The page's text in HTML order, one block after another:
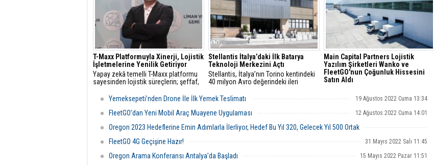
T-Maxx Platformuyla Xinerji, Lojistik
İşletmelerine Yenilik Getiriyor
Yapay zekâ temelli T-Maxx platformu
sayesinden lojistik süreçlerin; şeffaf,
Xinerji Software ürünleri Türkiye’de
80’in üzerinde lojistik işletmeleri
tarafından kullanılıyor.
Stellantis İtalya’daki İlk Batarya
Teknoloji Merkezini Açtı
Stellantis, İtalya’nın Torino kentindeki
40 milyon Avro değerindeki ileri
Merkezi’ni hizmete açtı.
Main Capital Partners Lojistik
Yazılım Şirketleri Wanko ve
FleetGO'nun Çoğunluk Hissesini
Satın Aldı
olarak bilinecek yeni bir kapsamlı
lojistik yazılım grubu oluşturmak için
birleştiriyor.
Yemeksepeti’nden Drone İle İlk Yemek Teslimatı 19 Ağustos 2022 Cuma 13:34
FleetGO’dan Yeni Mobil Araç Muayene Uygulaması 12 Ağustos 2022 Cuma 14:01
Oregon 2023 Hedeflerine Emin Adımlarla İlerliyor, Hedef Bu Yıl 320, Gelecek Yıl 500 Ortak
09 Haziran 2022 Perşembe 17:10
FleetGO 4G Geçişine Hazır! 31 Mayıs 2022 Salı 11:45
Oregon Arama Konferansı Antalya’da Başladı 15 Mayıs 2022 Pazar 11:51